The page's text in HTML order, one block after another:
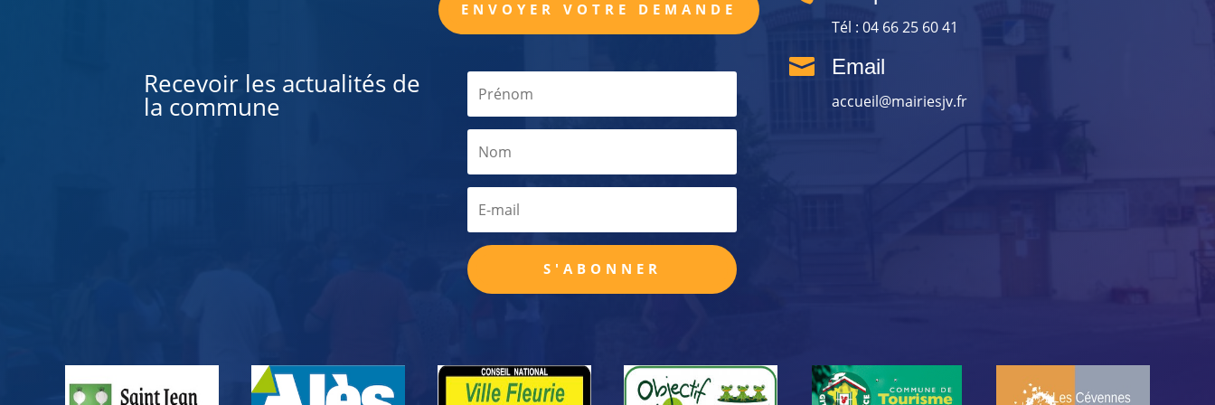
ENVOYER VOTRE DEMANDE
Recevoir les actualités de
la commune
S'ABONNER
Tél : 04 66 25 60 41
 Email
accueil@mairiesjv.fr